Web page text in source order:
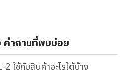
คำถามที่พบบ่อย
2 ใช้กับสินค้าอะไรได้บ้าง